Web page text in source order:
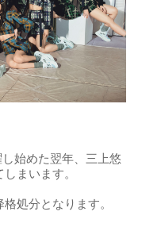
始めた翌年、三上悠
まいます。
処分となります。